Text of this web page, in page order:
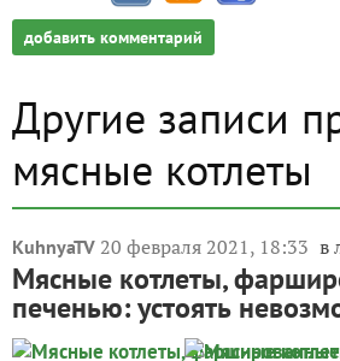
добавить комментарий
Другие записи
мясные котлеты
KuhnyaTV 20 февраля 2021, 18:33 в
Мясные котлеты,
печенью: устоять